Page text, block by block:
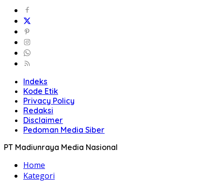
Indeks
Kode Etik
Privacy Policy
Redaksi
Disclaimer
Pedoman Media Siber
PT Madiunraya Media Nasional
Home
Kategori